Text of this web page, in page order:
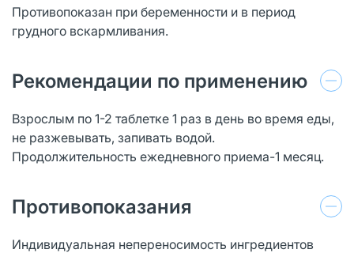
Противопоказан при беременности и в период
грудного вскармливания.
Рекомендации по применению
Взрослым по 1-2 таблетке 1 раз в день во время еды,
не разжевывать, запивать водой.
Продолжительность ежедневного приема-1 месяц.
Противопоказания
Индивидуальная непереносимость ингредиентов